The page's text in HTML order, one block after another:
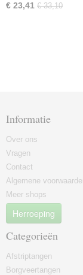
€ 23,41 € 33,10
Informatie
Over ons
Vragen
Contact
Algemene
Meer shops
Herroeping
Categorieën
Afstriptangen
Borgveertangen